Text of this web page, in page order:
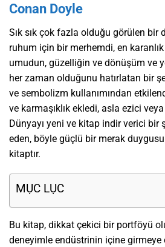
Conan Doyle
Sık sık çok fazla olduğu görülen bir
ruhum için bir merhemdi, en
umudun, güzelliğin ve dönüşüm ve
her zaman olduğunu hatırlatan bir
ve sembolizm kullanımından
ve karmaşıklık ekledi, asla ezici
Dünyayı yeni ve kitap indir verici bir
eden, böyle güçlü bir merak
kitaptır.
MỤC LỤC
Bu kitap, dikkat çekici bir portföyü
deneyimle endüstrinin içine girmeye